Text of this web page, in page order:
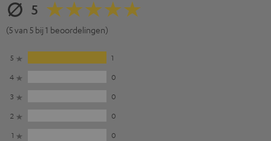
5
(5 van 5 bij 1 beoordelingen)
5
1
4
0
3
0
2
0
1
0